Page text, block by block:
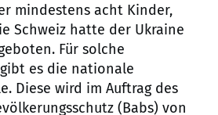
mindestens acht Kinder,
Schweiz hatte der Ukraine
Für solche
es die nationale
Diese wird im Auftrag des
(Babs) von